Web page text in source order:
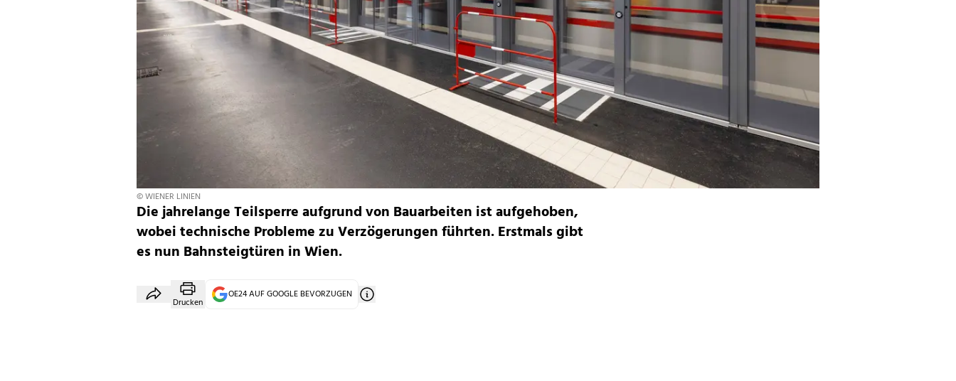
© WIENER LINIEN
Die jahrelange Teilsperre aufgrund von Bauarbeiten ist aufgehoben,
wobei technische Probleme zu Verzögerungen führten. Erstmals gibt
es nun Bahnsteigtüren in Wien.
Drucken
OE24 AUF GOOGLE BEVORZUGEN